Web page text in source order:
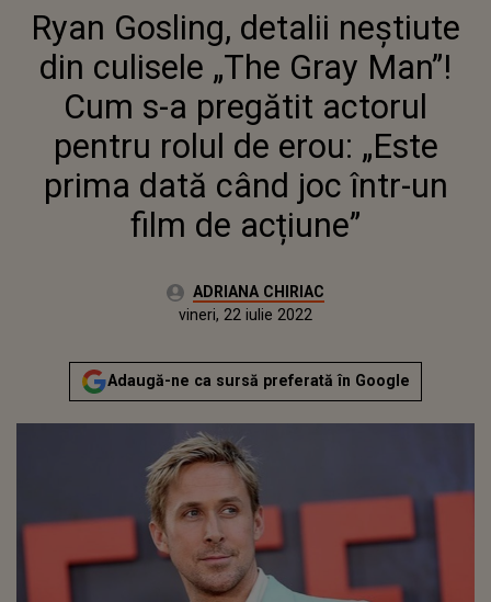
NEȘTIUTE DIN CULISELE „THE
GRAY MAN”! CUM S-A PREGĂTIT
ACTORUL PENTRU ROLUL DE
EROU: „ESTE PRIMA DATĂ CÂND
JOC ÎNTR-UN FILM DE
ACȚIUNE”
Ryan Gosling, detalii neștiute
din culisele „The Gray Man”!
Cum s-a pregătit actorul
pentru rolul de erou: „Este
prima dată când joc într-un
film de acțiune”
Autor:ADRIANA CHIRIAC
Actualizat:
vineri, 22 iulie 2022
Adaugă-ne ca sursă preferată în Google